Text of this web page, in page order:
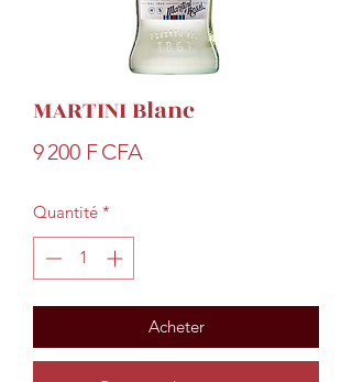
MARTINI Blanc
9 200 F CFA
Quantité *
Acheter